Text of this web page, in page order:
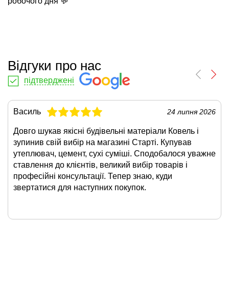
Відгуки про нас
підтверджені
Василь 24 липня 2026
Довго шукав якісні будівельні матеріали Ковель і
зупинив свій вибір на магазині Старті. Купував
утеплювач, цемент, сухі суміші. Сподобалося уважне
ставлення до клієнтів, великий вибір товарів і
професійні консультації. Тепер знаю, куди
звертатися для наступних покупок.